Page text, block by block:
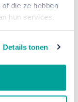
die ze hebben
hun services.
Details tonen